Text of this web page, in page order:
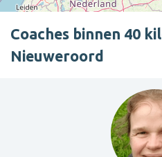
Coaches binnen 40
Nieuweroord